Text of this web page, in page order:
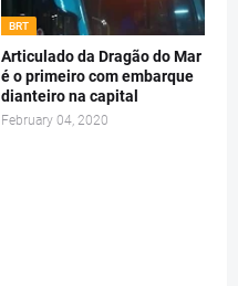
BRT
Articulado da Dragão do Mar
é o primeiro com embarque
dianteiro na capital
February 04, 2020